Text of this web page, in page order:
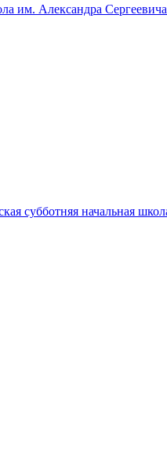
им. Александра
субботняя начальная